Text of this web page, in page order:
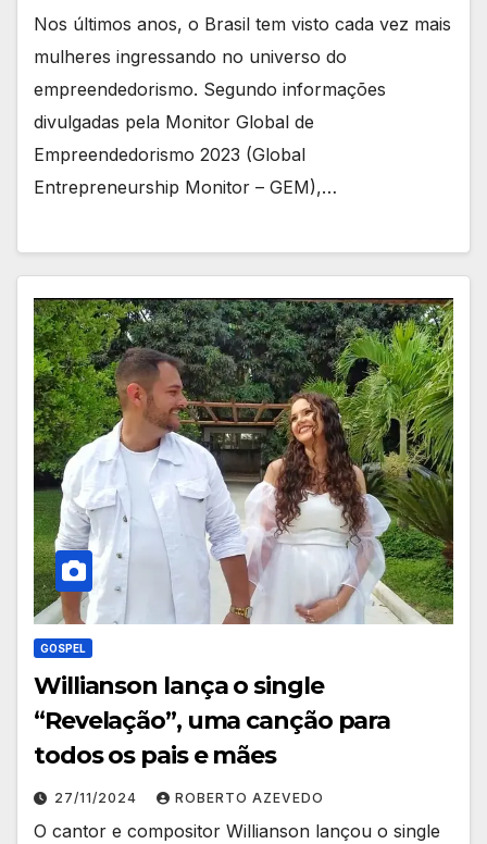
Nos últimos anos, o Brasil tem visto cada vez mais
mulheres ingressando no universo do
empreendedorismo. Segundo informações
divulgadas pela Monitor Global de
Empreendedorismo 2023 (Global
Entrepreneurship Monitor – GEM),…
GOSPEL
Willianson lança o single
“Revelação”, uma canção para
todos os pais e mães
27/11/2024 ROBERTO AZEVEDO
O cantor e compositor Willianson lançou o single